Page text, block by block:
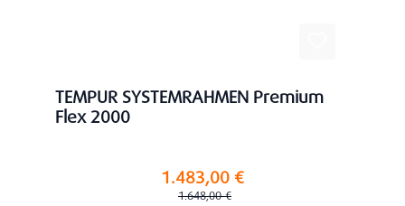
TEMPUR SYSTEMRAHMEN Premium
Flex 2000
Verkaufspreis:1.483,00 €
Regulärer Preis:
1.648,00 €